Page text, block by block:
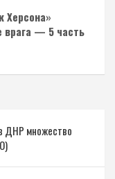
Херсона»
врага — 5 часть
ДНР множество